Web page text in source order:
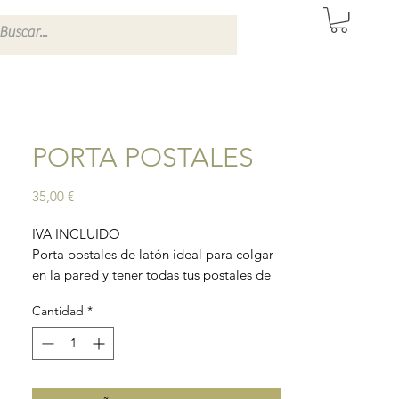
DE SEVILLA
PORTA POSTALES
35,00 €Precio
IVA INCLUIDO
Porta postales de latón ideal para colgar
en la pared y tener todas tus postales de
Tamaño:
Cantidad *